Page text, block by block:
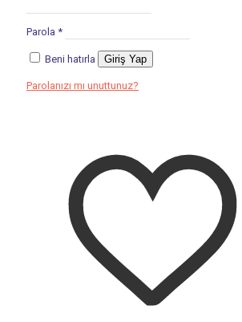
Parola *
Beni hatırla Giriş Yap
Parolanızı mı unuttunuz?